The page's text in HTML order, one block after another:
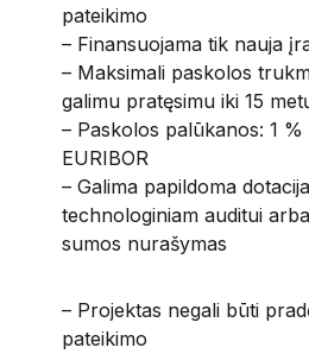
pateikimo
– Finansuojama tik nauja
– Maksimali paskolos
galimu pratęsimu iki 15
– Paskolos palūkanos: 1
EURIBOR
– Galima papildoma
technologiniam auditui
sumos nurašymas
– Projektas negali būti
pateikimo